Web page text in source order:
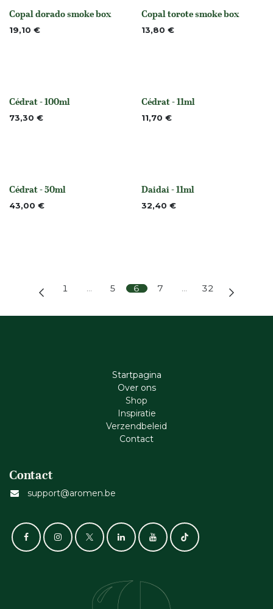
Niet op voorraad
Copal dorado smoke box
19,10 € Niet op voorraad
Copal torote smoke box
13,80 €
None
Cédrat - 100ml
73,30 € None
Cédrat - 11ml
11,70 €
None
Cédrat - 50ml
43,00 € Niet op voorraad
Daidai - 11ml
32,40 €
1 … 5 6 7 … 32
Startpagina
Ove​r​ ons
Shop
Inspiratie
Verzendbeleid
Cont​act
Contact
support@aromen.be